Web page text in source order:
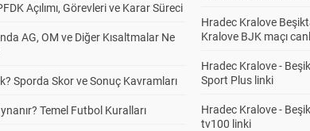
Açılımı, Görevleri ve Karar Süreci
AG, OM ve Diğer Kısaltmalar Ne
Sporda Skor ve Sonuç Kavramları
Temel Futbol Kuralları
Hradec Kralove
Kralove BJK maçı
Hradec Kralove -
Sport Plus linki
Hradec Kralove -
tv100 linki